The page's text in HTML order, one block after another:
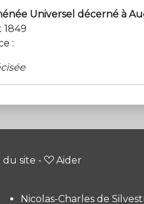
Universel décerné à
1849
:
du site - Aider
Nicolas-Charles de